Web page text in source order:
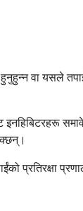
वा यसले
प्रतिरक्षा